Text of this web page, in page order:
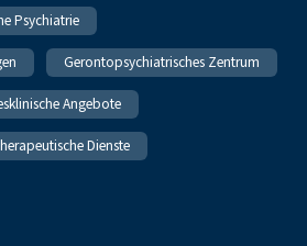
Psychiatrie
Gerontopsychiatrisches Zentrum
Angebote
Dienste